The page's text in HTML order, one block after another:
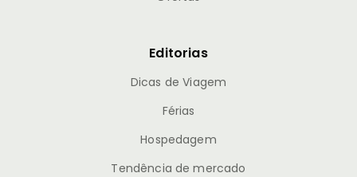
Editorias
Dicas de Viagem
Férias
Hospedagem
Tendência de mercado